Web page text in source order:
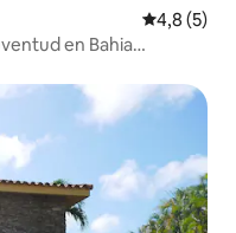
4,8 (5)
en Bahia